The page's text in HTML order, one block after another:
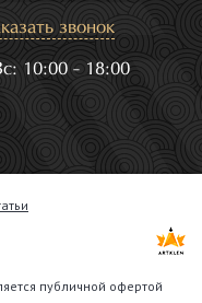
звонок
10:00 - 18:00
публичной офертой